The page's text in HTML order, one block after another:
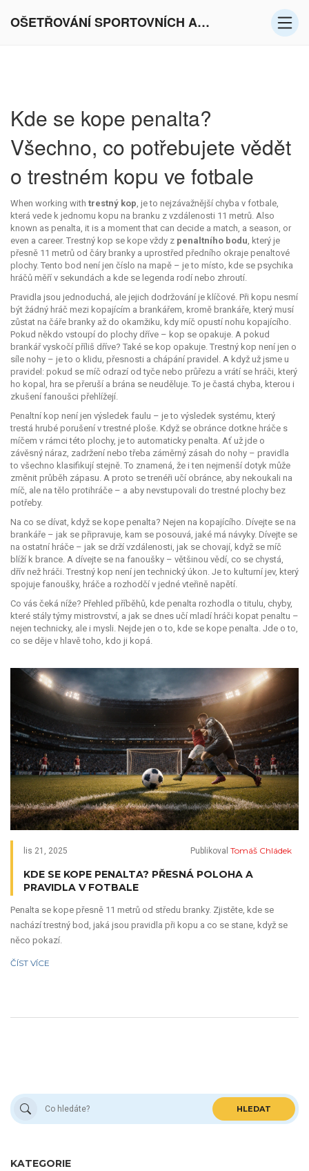
OŠETŘOVÁNÍ SPORTOVNÍCH AKTIVIT V EVROPĚ
Kde se kope penalta?
Všechno, co potřebujete vědět
o trestném kopu ve fotbale
When working with trestný kop, je to nejzávažnější chyba v fotbale,
která vede k jednomu kopu na branku z vzdálenosti 11 metrů. Also
known as penalta, it is a moment that can decide a match, a season, or
even a career. Trestný kop se kope vždy z penaltního bodu, který je
přesně 11 metrů od čáry branky a uprostřed předního okraje penaltové
plochy. Tento bod není jen číslo na mapě – je to místo, kde se psychika
hráčů měří v sekundách a kde se legenda rodí nebo zhroutí.
Pravidla jsou jednoduchá, ale jejich dodržování je klíčové. Při kopu nesmí
být žádný hráč mezi kopajícím a brankářem, kromě brankáře, který musí
zůstat na čáře branky až do okamžiku, kdy míč opustí nohu kopajícího.
Pokud někdo vstoupí do plochy dříve – kop se opakuje. A pokud
brankář vyskočí příliš dříve? Také se kop opakuje. Trestný kop není jen o
síle nohy – je to o klidu, přesnosti a chápání pravidel. A když už jsme u
pravidel: pokud se míč odrazí od tyče nebo průřezu a vrátí se hráči, který
ho kopal, hra se přeruší a brána se neuděluje. To je častá chyba, kterou i
zkušení fanoušci přehlížejí.
Penaltní kop není jen výsledek faulu – je to výsledek systému, který
trestá hrubé porušení v trestné ploše. Když se obránce dotkne hráče s
míčem v rámci této plochy, je to automaticky penalta. Ať už jde o
závěsný náraz, zadržení nebo třeba záměrný zásah do nohy – pravidla
to všechno klasifikují stejně. To znamená, že i ten nejmenší dotyk může
změnit průběh zápasu. A proto se trenéři učí obránce, aby nekoukali na
míč, ale na tělo protihráče – a aby nevstupovali do trestné plochy bez
potřeby.
Na co se dívat, když se kope penalta? Nejen na kopajícího. Dívejte se na
brankáře – jak se připravuje, kam se posouvá, jaké má návyky. Dívejte se
na ostatní hráče – jak se drží vzdálenosti, jak se chovají, když se míč
blíží k brance. A dívejte se na fanoušky – většinou vědí, co se chystá,
dřív než hráči. Trestný kop není jen technický úkon. Je to kulturní jev, který
spojuje fanoušky, hráče a rozhodčí v jedné vteřině napětí.
Co vás čeká níže? Přehled příběhů, kde penalta rozhodla o titulu, chyby,
které stály týmy mistrovství, a jak se dnes učí mladí hráči kopat penaltu –
nejen technicky, ale i mysli. Nejde jen o to, kde se kope penalta. Jde o to,
co se děje v hlavě toho, kdo ji kopá.
lis 21, 2025 Publikoval Tomáš Chládek
KDE SE KOPE PENALTA? PŘESNÁ POLOHA A
PRAVIDLA V FOTBALE
Penalta se kope přesně 11 metrů od středu branky. Zjistěte, kde se
nachází trestný bod, jaká jsou pravidla při kopu a co se stane, když se
něco pokazí.
ČÍST VÍCE
HLEDAT
KATEGORIE